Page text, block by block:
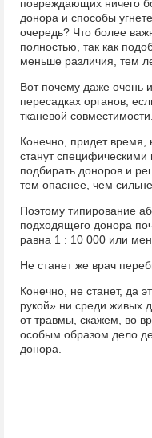
повреждающих ничего
донора и способы
очередь? Что более
полностью, так как
меньше различия, тем
Вот почему даже очень
пересадках органов,
тканевой совместимости.
Конечно, придет время,
станут
подбирать доноров и
тем опаснее, чем
Поэтому типирование
подходящего донора
равна 1 : 10 000 или
Не станет же врач
Конечно, не станет, да
рукой» ни среди живых
от травмы, скажем, во
особым образом дело
донора.